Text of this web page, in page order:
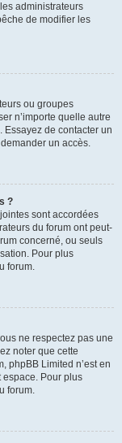
administrateurs
de modifier les
ou groupes
n’importe quelle autre
de contacter un
un accès.
?
sont accordées
du forum ont peut-
concerné, ou seuls
Pour plus
forum.
ne respectez pas une
noter que cette
phpBB Limited n’est en
Pour plus
forum.